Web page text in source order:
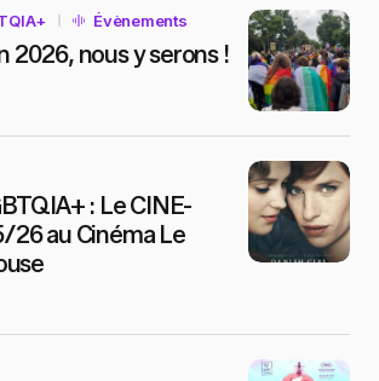
Évènements
2026, nous y serons !
: Le CINE-
26 au Cinéma Le